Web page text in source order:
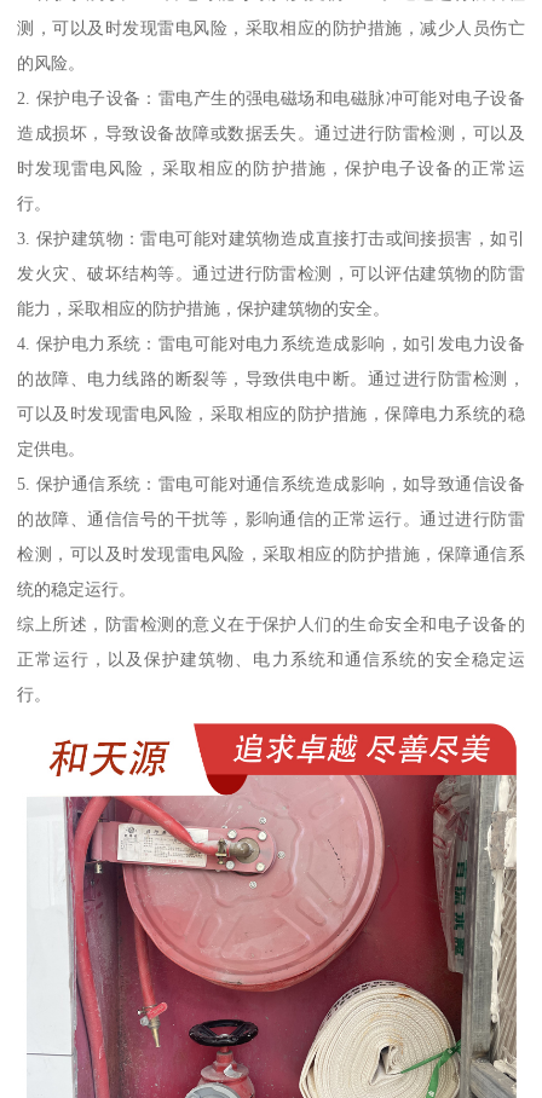
测，可以及时发现雷电风险，采取相应的防护措施，减少人员伤亡
的风险。
2. 保护电子设备：雷电产生的强电磁场和电磁脉冲可能对电子设备
造成损坏，导致设备故障或数据丢失。通过进行防雷检测，可以及
时发现雷电风险，采取相应的防护措施，保护电子设备的正常运
行。
3. 保护建筑物：雷电可能对建筑物造成直接打击或间接损害，如引
发火灾、破坏结构等。通过进行防雷检测，可以评估建筑物的防雷
能力，采取相应的防护措施，保护建筑物的安全。
4. 保护电力系统：雷电可能对电力系统造成影响，如引发电力设备
的故障、电力线路的断裂等，导致供电中断。通过进行防雷检测，
可以及时发现雷电风险，采取相应的防护措施，保障电力系统的稳
定供电。
5. 保护通信系统：雷电可能对通信系统造成影响，如导致通信设备
的故障、通信信号的干扰等，影响通信的正常运行。通过进行防雷
检测，可以及时发现雷电风险，采取相应的防护措施，保障通信系
统的稳定运行。
综上所述，防雷检测的意义在于保护人们的生命安全和电子设备的
正常运行，以及保护建筑物、电力系统和通信系统的安全稳定运
行。